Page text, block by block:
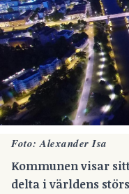
Foto: Alexander Isa
Kommunen visar
delta i världens